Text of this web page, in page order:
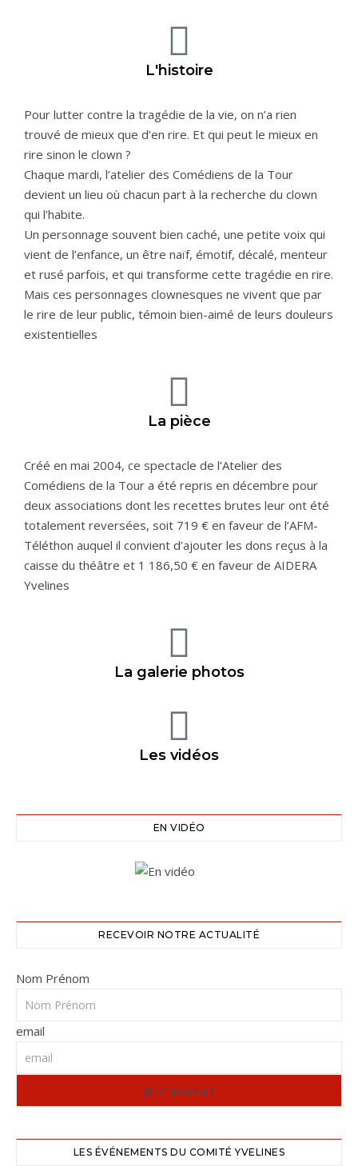
L'histoire
Pour lutter contre la tragédie de la vie, on n’a rien
trouvé de mieux que d’en rire. Et qui peut le mieux en
rire sinon le clown ?
Chaque mardi, l’atelier des Comédiens de la Tour
devient un lieu où chacun part à la recherche du clown
qui l’habite.
Un personnage souvent bien caché, une petite voix qui
vient de l’enfance, un être naïf, émotif, décalé, menteur
et rusé parfois, et qui transforme cette tragédie en rire.
Mais ces personnages clownesques ne vivent que par
le rire de leur public, témoin bien-aimé de leurs douleurs
existentielles
La pièce
Créé en mai 2004, ce spectacle de l’Atelier des
Comédiens de la Tour a été repris en décembre pour
deux associations dont les recettes brutes leur ont été
totalement reversées, soit 719 € en faveur de l’AFM-
Téléthon auquel il convient d’ajouter les dons reçus à la
caisse du théâtre et 1 186,50 € en faveur de AIDERA
Yvelines
La galerie photos
Les vidéos
EN VIDÉO
RECEVOIR NOTRE ACTUALITÉ
Nom Prénom
email
LES ÉVÉNEMENTS DU COMITÉ YVELINES